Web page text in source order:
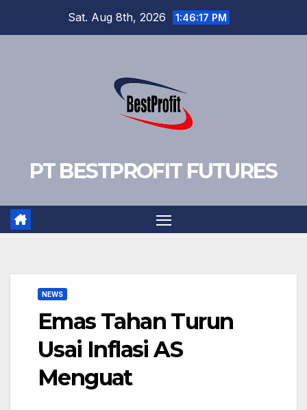
Sat. Aug 8th, 2026 1:46:18 PM
PT BESTPROFIT FUTURES
NEWS
Emas Tahan Turun
Usai Inflasi AS
Menguat